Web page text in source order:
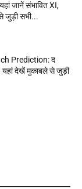
जानें संभावित XI,
से जुड़ी सभी...
Prediction: द
यहां देखें मुकाबले से जुड़ी